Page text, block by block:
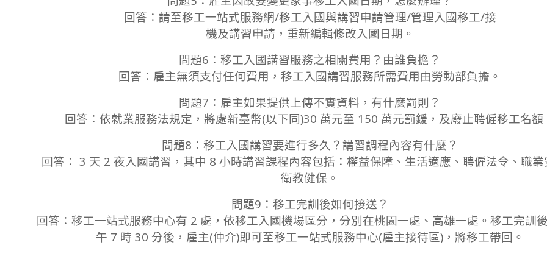
回答：請至移工一站式服務網/移工入國與講習申請管理/管理入國移工/接
機及講習申請，重新編輯修改入國日期。
問題6：移工入國講習服務之相關費用？由誰負擔？
回答：雇主無須支付任何費用，移工入國講習服務所需費用由勞動部負擔。
問題7：雇主如果提供上傳不實資料，有什麼罰則？
回答：依就業服務法規定，將處新臺幣(以下同)30 萬元至 150 萬元罰鍰，及廢止聘僱移工名額
問題8：移工入國講習要進行多久？講習調程內容有什麼？
回答： 3 天 2 夜入國講習，其中 8 小時講習課程內容包括：權益保障、生活適應、聘僱法令、職業
衛教健保。
問題9：移工完訓後如何接送？
回答：移工一站式服務中心有 2 處，依移工入國機場區分，分別在桃園一處、高雄一處。移工完訓
午 7 時 30 分後，雇主(仲介)即可至移工一站式服務中心(雇主接待區)，將移工帶回。